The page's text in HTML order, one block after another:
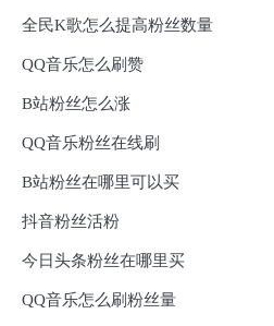
全民K歌怎么提高粉丝数量
QQ音乐怎么刷赞
B站粉丝怎么涨
QQ音乐粉丝在线刷
B站粉丝在哪里可以买
抖音粉丝活粉
今日头条粉丝在哪里买
QQ音乐怎么刷粉丝量